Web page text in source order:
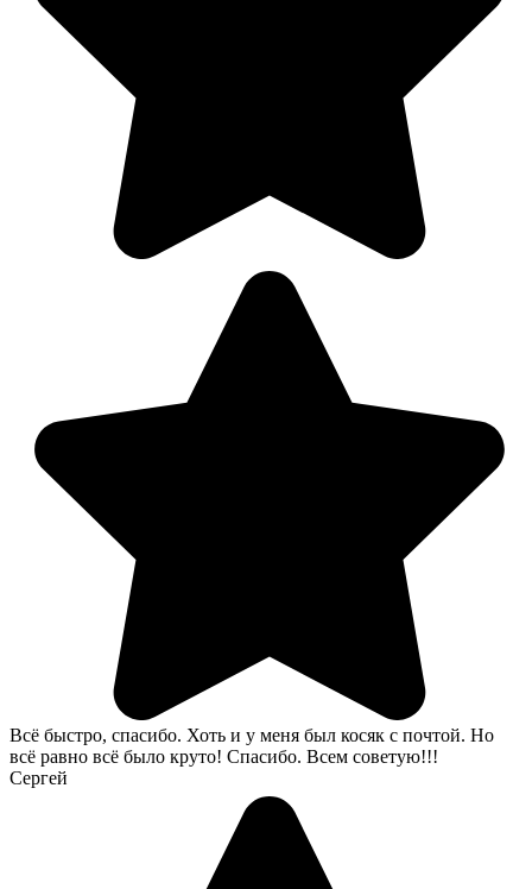
Всё быстро, спасибо. Хоть и у меня был косяк с почтой. Но
всё равно всё было круто! Спасибо. Всем советую!!!
Сергей